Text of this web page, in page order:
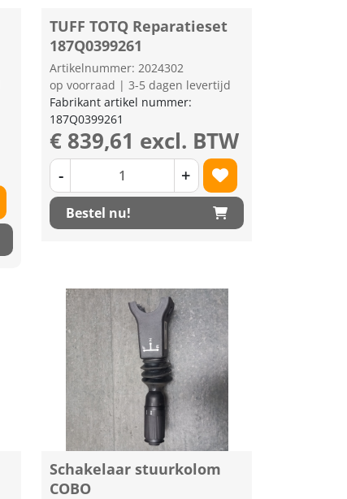
TUFF TOTQ Reparatieset
187Q0399261
Artikelnummer: 2024302
op voorraad | 3-5 dagen levertijd
Fabrikant artikel nummer:
187Q0399261
€ 839,61 excl. BTW
- +
Bestel nu!
Schakelaar stuurkolom
COBO